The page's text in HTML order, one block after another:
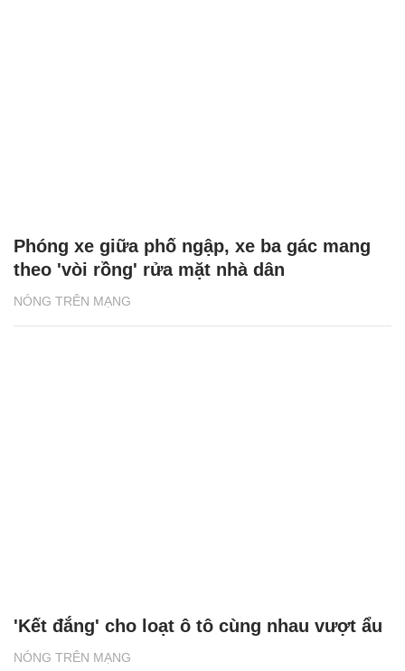
NÓNG TRÊN MẠNG
Phóng xe giữa phố ngập, xe ba gác mang
theo 'vòi rồng' rửa mặt nhà dân
NÓNG TRÊN MẠNG
'Kết đắng' cho loạt ô tô cùng nhau vượt ẩu